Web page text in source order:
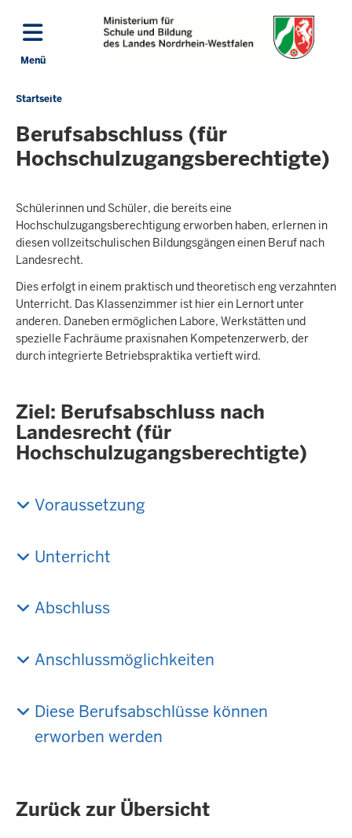
Direkt zum Inhalt
Menü
Sie
sich
hier
Startseite
Berufsabschluss (für
Hochschulzugangsberechtigte)
Schülerinnen und Schüler, die bereits eine
Hochschulzugangsberechtigung erworben haben, erlernen in
diesen vollzeitschulischen Bildungsgängen einen Beruf nach
Landesrecht.
Dies erfolgt in einem praktisch und theoretisch eng verzahnten
Unterricht. Das Klassenzimmer ist hier ein Lernort unter
anderen. Daneben ermöglichen Labore, Werkstätten und
spezielle Fachräume praxisnahen Kompetenzerwerb, der
durch integrierte Betriebspraktika vertieft wird.
Ziel: Berufsabschluss nach
Landesrecht (für
Hochschulzugangsberechtigte)
Voraussetzung
Unterricht
Abschluss
Anschlussmöglichkeiten
Diese Berufsabschlüsse können
erworben werden
Zurück zur Übersicht